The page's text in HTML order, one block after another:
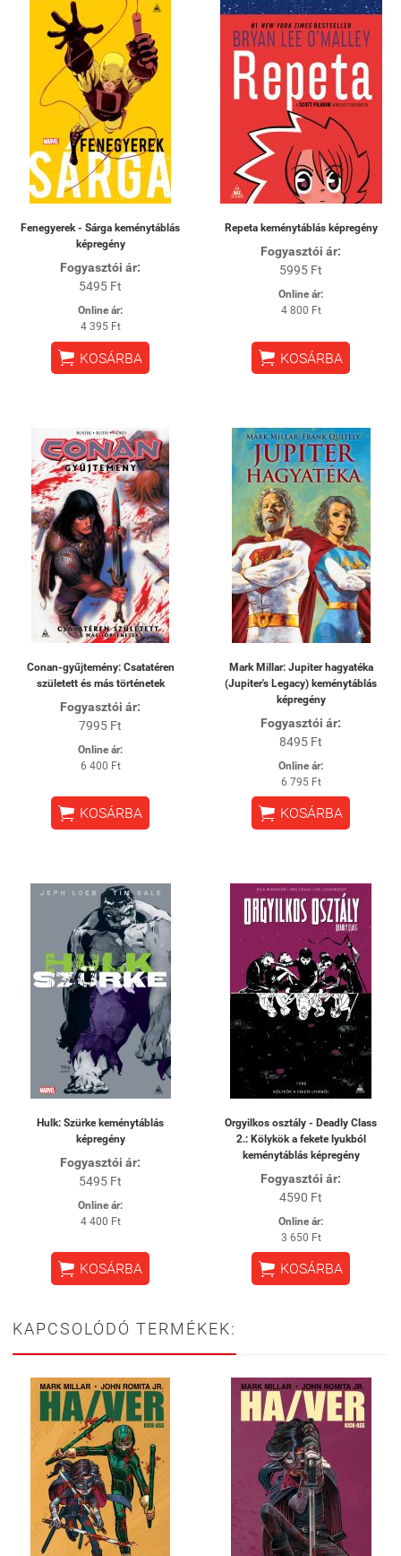
Fenegyerek - Sárga keménytáblás
képregény
Fogyasztói ár:
5495 Ft
Online ár:
4 395 Ft
 KOSÁRBA
Repeta keménytáblás képregény
Fogyasztói ár:
5995 Ft
Online ár:
4 800 Ft
 KOSÁRBA
Conan-gyűjtemény: Csatatéren
született és más történetek
Fogyasztói ár:
7995 Ft
Online ár:
6 400 Ft
 KOSÁRBA
Mark Millar: Jupiter hagyatéka
(Jupiter's Legacy) keménytáblás
képregény
Fogyasztói ár:
8495 Ft
Online ár:
6 795 Ft
 KOSÁRBA
Hulk: Szürke keménytáblás
képregény
Fogyasztói ár:
5495 Ft
Online ár:
4 400 Ft
 KOSÁRBA
Orgyilkos osztály - Deadly Class
2.: Kölykök a fekete lyukból
keménytáblás képregény
Fogyasztói ár:
4590 Ft
Online ár:
3 650 Ft
 KOSÁRBA
KAPCSOLÓDÓ TERMÉKEK: